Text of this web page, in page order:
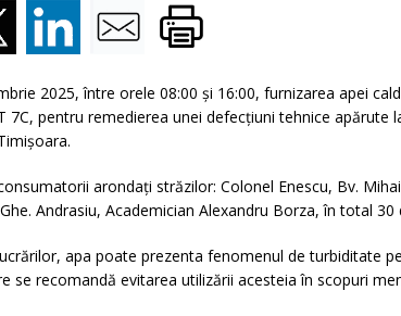
2025, între orele 08:00 și 16:00, furnizarea apei
7C, pentru remedierea unei defecțiuni tehnice apărute
arondați străzilor: Colonel Enescu, Bv.
Andrasiu, Academician Alexandru Borza, în total 30
apa poate prezenta fenomenul de turbiditate
se recomandă evitarea utilizării acesteia în scopuri